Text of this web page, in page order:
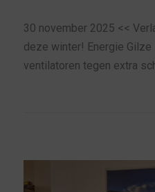
30 november 2025 <<
deze winter! Energie
ventilatoren tegen extra